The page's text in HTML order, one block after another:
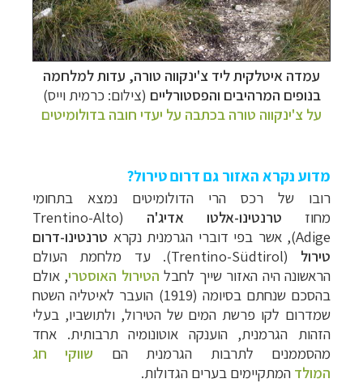
עמדה איטלקית ליד צ'ינקווה טורה, עדות למלחמה
בנופים המרהיבים והפסטורליים (צילום: כרמית וייס)
על צ'ינקווה טורה בכתבה על יעדי חובה בדולומיטים
מדוע נקרא האזור גם דרום טירול?
רובו של רכס הרי הדולומיטים נמצא בתחומי
מחוז טרנטינו-אלטו אדיג'ה
(Trentino-Alto
Adige), אשר בפי דוברי הגרמנית נקרא
טרנטינו-דרום
טירול
(Trentino-Südtirol). עד מלחמת העולם
הראשונה היה האזור שייך לחבל הטירול האוסטרי, אולם
בהסכם שנחתם בסיומה (1919) הועבר לאיטליה השטח
שמדרום לקו פרשת המים של הטירול, ולתושביו, בעלי
הזהות הגרמנית, הוענקה אוטונומיה תרבותית. אחד
מהסממנים לתרבות הגרמנית הם שווקי חג
המולד המתקיימים בערים הגדולות.
תכנון טיולים למדינות אירופה
לחצו לרשימת היעדים »
תכנוןטיולים לצפון אמריקהלחצו לרשימת היעדים »
קרוזים והפלגות נופש לחצו לרשימת היעדים »